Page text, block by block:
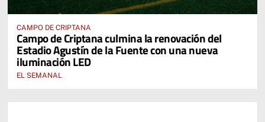
CAMPO DE CRIPTANA
Campo de Criptana culmina la renovación del
Estadio Agustín de la Fuente con una nueva
iluminación LED
EL SEMANAL